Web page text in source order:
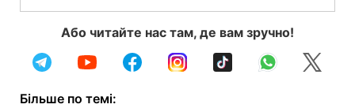
Або читайте нас там, де вам зручно!
Більше по темі: